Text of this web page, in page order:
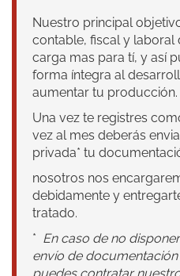
Nuestro principal
contable, fiscal y laboral
carga mas para tí, y así
forma íntegra al
aumentar tu producción.
Una vez te registres
vez al mes deberás
privada* tu
nosotros nos
debidamente y
tratado.
* En caso de no
envío de